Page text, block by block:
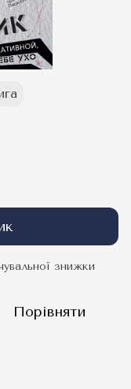
знижки
Порівняти